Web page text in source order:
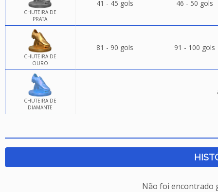
CHUTEIRA DE
PRATA
41 - 45 gols 46 - 50 gols
CHUTEIRA DE
OURO
81 - 90 gols 91 - 100 gols
CHUTEIRA DE
DIAMANTE
Não foi encontrado